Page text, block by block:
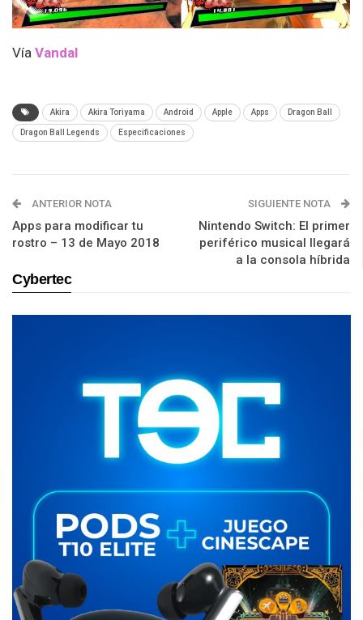
Vía Vandal
Akira Akira Toriyama Android Apple Apps Dragon Ball
Dragon Ball Legends Especificaciones
ANTERIOR NOTA
Apps para modificar tu
rostro – 13 de Mayo 2018
SIGUIENTE NOTA
Nintendo Switch: El primer
periférico musical llegará
a la consola híbrida
Cybertec